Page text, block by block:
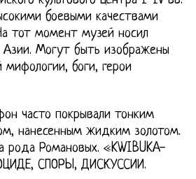
боевыми качествами
тот момент музей носил
Азии. Могут быть изображены
боги, герои
часто покрывали тонким
нанесенным жидким золотом.
рода Романовых. «KWIBUKA-
СПОРЫ, ДИСКУССИИ.